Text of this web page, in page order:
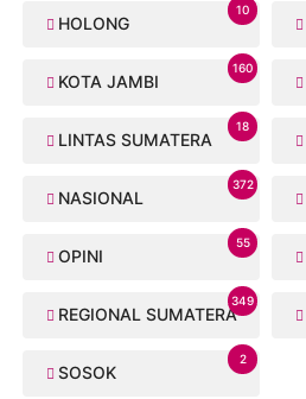
HOLONG
10
KOTA JAMBI
160
LINTAS SUMATERA
18
NASIONAL
372
OPINI
55
REGIONAL SUMATERA
349
SOSOK
2